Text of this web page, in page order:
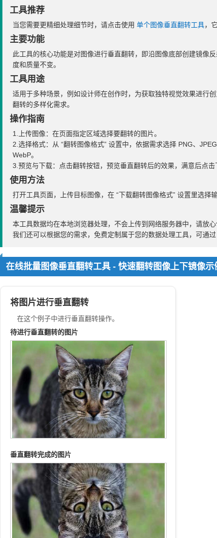
工具推荐
当您需要更精细处理细节时，请点击使用 单个图像垂直翻转工具，
主要功能
此工具的核心功能是对图像进行垂直翻转，即沿图像底部创建镜像
度和质量不变。
工具用途
适用于多种场景，例如设计师在创作时，为获取独特视觉效果进行
翻转的多样化需求。
操作指南
1.上传图像：在页面指定区域选择要翻转的图片。
2.选择格式：从 “翻转图像格式” 设置中，依据需求选择 PNG、
WebP。
3.预览与下载：点击翻转按钮，预览垂直翻转后的效果，满意后点击
使用方法
打开工具页面，上传目标图像，在 “下载翻转图像格式” 设置里选
温馨提示
本工具数据均在本地浏览器处理，不会上传到网络服务器中，请放
我们还可以根据您的需求，免费定制属于您的数据处理工具，可通
在线批量图像垂直翻转工具 - 快速翻转图像上下镜像
将图片进行垂直翻转
在这个例子中进行垂直翻转操作。
待进行垂直翻转的图片
垂直翻转完成的图片